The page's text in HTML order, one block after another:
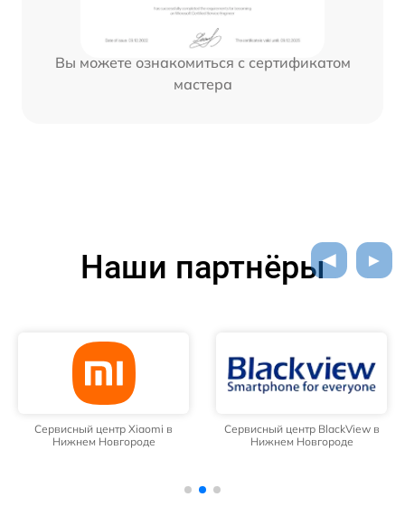
Вы можете ознакомиться с сертификатом
мастера
Наши партнёры
Сервисный центр Xiaomi в
Нижнем Новгороде
Сервисный центр BlackView в
Нижнем Новгороде